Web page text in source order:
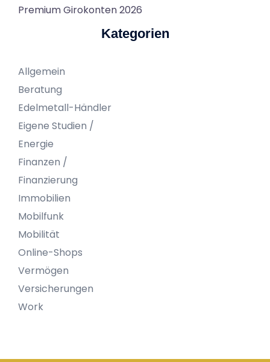
Premium Girokonten 2026
Kategorien
Allgemein
Beratung
Edelmetall-Händler
Eigene Studien /
Energie
Finanzen /
Finanzierung
Immobilien
Mobilfunk
Mobilität
Online-Shops
Vermögen
Versicherungen
Work